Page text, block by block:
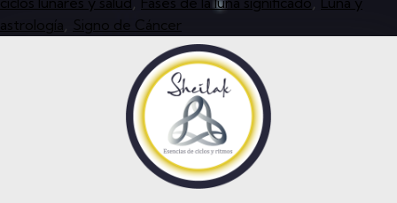
astrología, Signo de Cáncer